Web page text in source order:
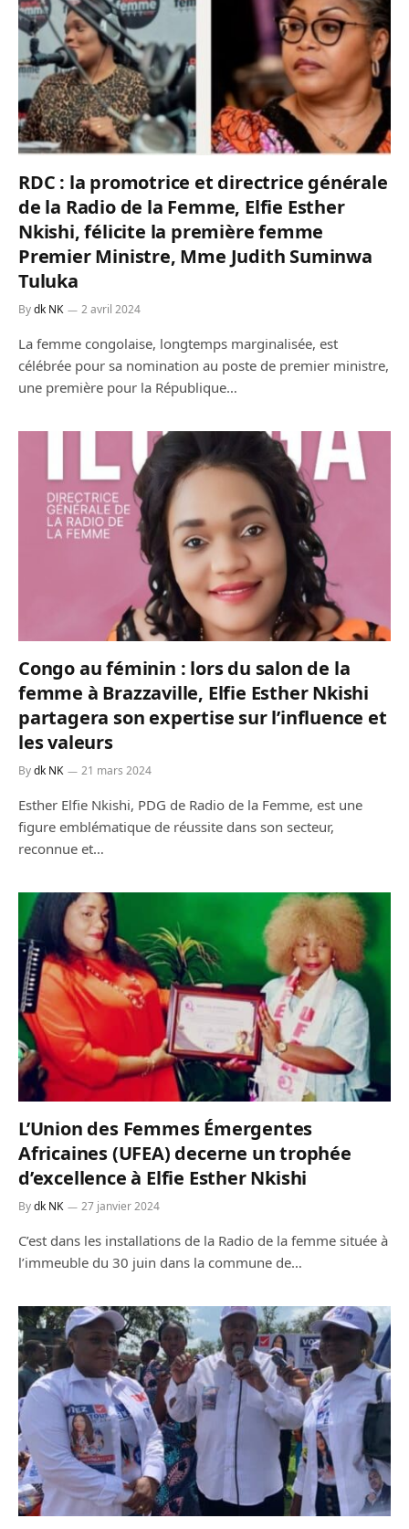
RDC : la promotrice et directrice générale
de la Radio de la Femme, Elfie Esther
Nkishi, félicite la première femme
Premier Ministre, Mme Judith Suminwa
Tuluka
Bydk NK 2 avril 2024
La femme congolaise, longtemps marginalisée, est
célébrée pour sa nomination au poste de premier ministre,
une première pour la République…
Congo au féminin : lors du salon de la
femme à Brazzaville, Elfie Esther Nkishi
partagera son expertise sur l’influence et
les valeurs
Bydk NK 21 mars 2024
Esther Elfie Nkishi, PDG de Radio de la Femme, est une
figure emblématique de réussite dans son secteur,
reconnue et…
L’Union des Femmes Émergentes
Africaines (UFEA) decerne un trophée
d’excellence à Elfie Esther Nkishi
Bydk NK 27 janvier 2024
C’est dans les installations de la Radio de la femme située à
l’immeuble du 30 juin dans la commune de…